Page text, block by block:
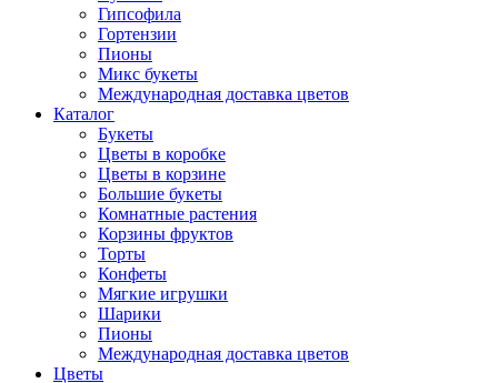
Гипсофила
Гортензии
Пионы
Микс букеты
Международная доставка цветов
Каталог
Букеты
Цветы в коробке
Цветы в корзине
Большие букеты
Комнатные растения
Корзины фруктов
Торты
Конфеты
Мягкие игрушки
Шарики
Пионы
Международная доставка цветов
Цветы